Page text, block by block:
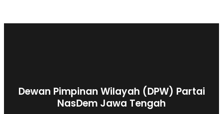
Dewan Pimpinan Wilayah (DPW) Partai
NasDem Jawa Tengah